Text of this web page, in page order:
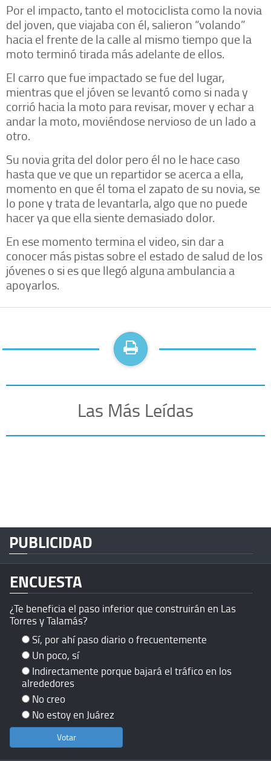
Por el impacto, tanto el motociclista como la novia
del joven, que viajaba con él, salieron “volando”
hacia el frente de la calle al mismo tiempo que la
moto terminó tirada más adelante de ellos.
El carro que fue impactado se fue del lugar,
mientras que el jóven se levantó como si nada y
corrió hacia la moto para revisar, mover y echar a
andar la moto, moviéndose nervioso de un lado a
otro.
Su novia grita del dolor pero él no le hace caso
hasta que ve que un repartidor se acerca a ella,
momento en que él toma el zapato de su novia, se
lo pone y trata de levantarla, algo que no puede
hacer ya que ella siente demasiado dolor.
En ese momento termina el video, sin dar a
conocer más pistas sobre el estado de salud de los
jóvenes o si es que llegó alguna ambulancia a
apoyarlos.
Las Más Leídas
PUBLICIDAD
ENCUESTA
¿Te beneficia el paso inferior que construirán en Las
Torres y Talamás?
Sí, por ahí paso diario o frecuentemente
Un poco, sí
Indirectamente porque bajará el tráfico en los
alrededores
No creo
No estoy en Juárez